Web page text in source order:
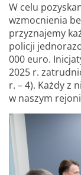
W celu
wzmocnienia
przyznajemy
policji
000 euro.
2025 r.
r. – 4). Każdy z
w naszym